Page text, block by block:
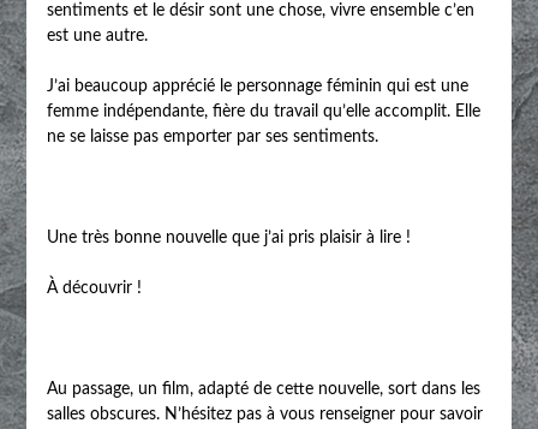
sentiments et le désir sont une chose, vivre ensemble c’en
est une autre.
J’ai beaucoup apprécié le personnage féminin qui est une
femme indépendante, fière du travail qu’elle accomplit. Elle
ne se laisse pas emporter par ses sentiments.
Une très bonne nouvelle que j’ai pris plaisir à lire !
À découvrir !
Au passage, un film, adapté de cette nouvelle, sort dans les
salles obscures. N’hésitez pas à vous renseigner pour savoir